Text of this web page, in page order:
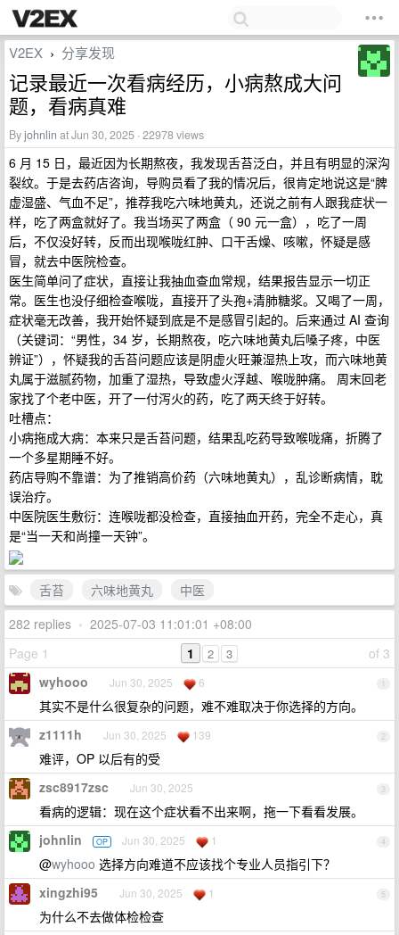
V2EX › 分享发现
记录最近一次看病经历，小病熬成大问
题，看病真难
Byjohnlin at Jun 30, 2025 · 22978 views
6 月 15 日，最近因为长期熬夜，我发现舌苔泛白，并且有明显的深沟
裂纹。于是去药店咨询，导购员看了我的情况后，很肯定地说这是“脾
虚湿盛、气血不足”，推荐我吃六味地黄丸，还说之前有人跟我症状一
样，吃了两盒就好了。我当场买了两盒（ 90 元一盒），吃了一周
后，不仅没好转，反而出现喉咙红肿、口干舌燥、咳嗽，怀疑是感
冒，就去中医院检查。
医生简单问了症状，直接让我抽血查血常规，结果报告显示一切正
常。医生也没仔细检查喉咙，直接开了头孢+清肺糖浆。又喝了一周，
症状毫无改善，我开始怀疑到底是不是感冒引起的。后来通过 AI 查询
（关键词：“男性，34 岁，长期熬夜，吃六味地黄丸后嗓子疼，中医
辨证”），怀疑我的舌苔问题应该是阴虚火旺兼湿热上攻，而六味地黄
丸属于滋腻药物，加重了湿热，导致虚火浮越、喉咙肿痛。 周末回老
家找了个老中医，开了一付泻火的药，吃了两天终于好转。
吐槽点：
小病拖成大病：本来只是舌苔问题，结果乱吃药导致喉咙痛，折腾了
一个多星期睡不好。
药店导购不靠谱：为了推销高价药（六味地黄丸），乱诊断病情，耽
误治疗。
中医院医生敷衍：连喉咙都没检查，直接抽血开药，完全不走心，真
是“当一天和尚撞一天钟”。
舌苔 六味地黄丸
中医
282 replies • 2025-07-03 11:01:01 +08:00
Page 1
of 3
1 2 3
1
wyhooo Jun 30, 2025 6
其实不是什么很复杂的问题，难不难取决于你选择的方向。
2
z1111h Jun 30, 2025 139
难评，OP 以后有的受
3
zsc8917zsc Jun 30, 2025
看病的逻辑：现在这个症状看不出来啊，拖一下看看发展。
4
johnlin OP Jun 30, 2025 1
@wyhooo 选择方向难道不应该找个专业人员指引下？
5
xingzhi95 Jun 30, 2025 1
为什么不去做体检检查